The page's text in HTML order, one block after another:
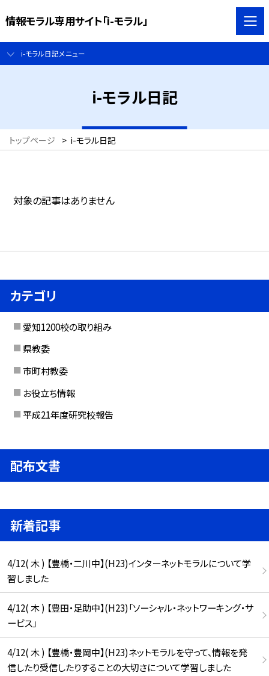
情報モラル専用サイト「i-モラル」
i-モラル日記メニュー
i-モラル日記
トップページ > i-モラル日記
対象の記事はありません
カテゴリ
愛知1200校の取り組み
県教委
市町村教委
お役立ち情報
平成21年度研究校報告
配布文書
新着記事
4/12( 木 ) 【豊橋・二川中】(H23)インターネットモラルについて学
習しました
4/12( 木 ) 【豊田・足助中】(H23)「ソーシャル・ネットワーキング・サ
ービス」
4/12( 木 ) 【豊橋・豊岡中】(H23)ネットモラルを守って、情報を発
信したり受信したりすることの大切さについて学習しました